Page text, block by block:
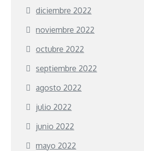
diciembre 2022
noviembre 2022
octubre 2022
septiembre 2022
agosto 2022
julio 2022
junio 2022
mayo 2022